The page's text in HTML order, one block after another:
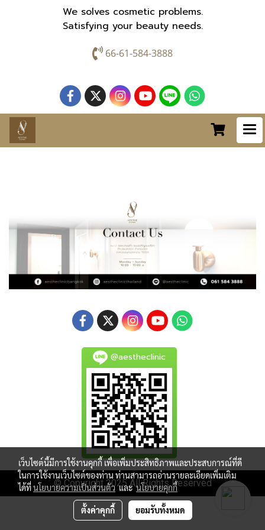
We solves cosmetic problems.
Satisfying your beauty needs.
66-61-584-3888
@aestheclinic
© Copyright 2025 All Rights Reserved
เว็บไซต์นี้มีการใช้งานคุกกี้ เพื่อเพิ่มประสิทธิภาพและประสบการณ์ที่ดี
ในการใช้งานเว็บไซต์ของท่าน ท่านสามารถอ่านรายละเอียดเพิ่มเติม
ได้ที่นโยบายความเป็นส่วนตัวและนโยบายคุกกี้
ตั้งค่าคุกกี้ ยอมรับทั้งหมด